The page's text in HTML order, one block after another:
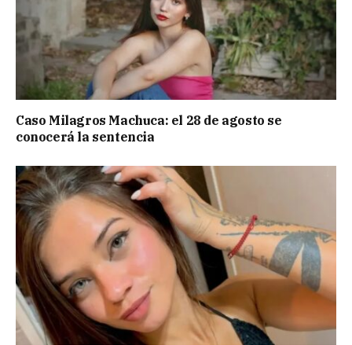
Caso Milagros Machuca: el 28 de agosto se
conocerá la sentencia